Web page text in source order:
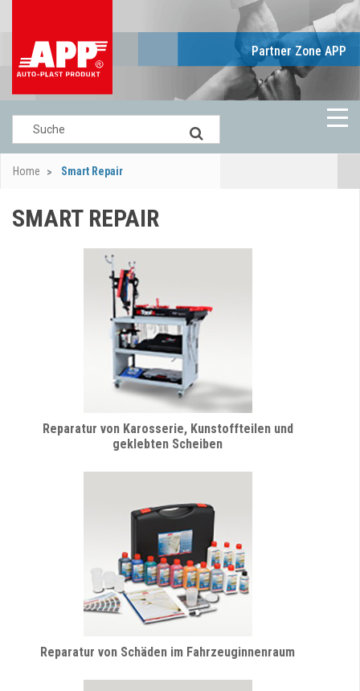
Partner Zone APP
Home Smart Repair
SMART REPAIR
Reparatur von Karosserie, Kunstoffteilen und
geklebten Scheiben
Reparatur von Schäden im Fahrzeuginnenraum